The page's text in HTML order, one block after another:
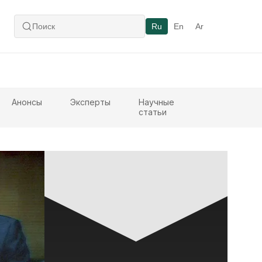
Ru En Ar
Анонсы Эксперты
Научные
статьи